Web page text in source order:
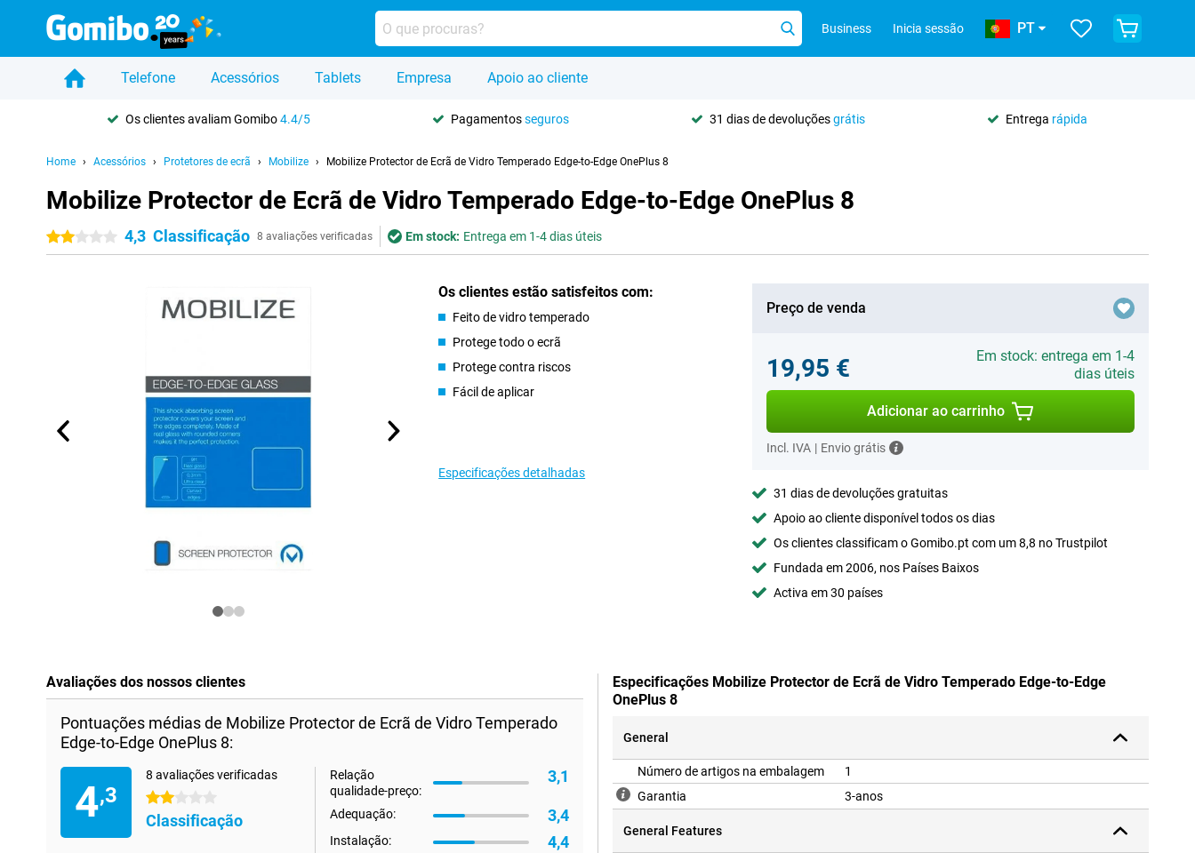
Business Inicia sessão PT
Telefone Acessórios Tablets Empresa Apoio ao cliente
Os clientes avaliam Gomibo4.4/5 Pagamentosseguros 31 dias de devoluçõesgrátis Entrega rápida
Home Acessórios Protetores de ecrã Mobilize Mobilize Protector de Ecrã de Vidro Temperado Edge-to-Edge OnePlus 8
Mobilize Protector de Ecrã de Vidro Temperado Edge-to-Edge OnePlus 8
2 estrelas4,3 Classificação 8 avaliações verificadas Em stock: Entrega em 1-4 dias úteis
Os clientes estão satisfeitos com:
Feito de vidro temperado
Protege todo o ecrã
Protege contra riscos
Fácil de aplicar
Especificações detalhadas
Preço de venda
19,95 €
Em stock: entrega em 1-4
dias úteis
Adicionar ao carrinho
Incl. IVA | Envio grátis
31 dias de devoluções gratuitas
Apoio ao cliente disponível todos os dias
Os clientes classificam o Gomibo.pt com um 8,8 no Trustpilot
Fundada em 2006, nos Países Baixos
Activa em 30 países
Avaliações dos nossos clientes
Pontuações médias de Mobilize Protector de Ecrã de Vidro Temperado
Edge-to-Edge OnePlus 8:
4,3
8 avaliações verificadas
2 estrelas
Classificação
Relação
qualidade-preço:
3,1
Adequação: 3,4
Instalação: 4,4
Especificações Mobilize Protector de Ecrã de Vidro Temperado Edge-to-Edge
OnePlus 8
General
Número de artigos na embalagem
1
Garantia
3-anos
General Features